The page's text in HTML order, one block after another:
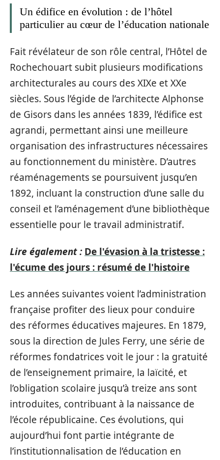
Un édifice en évolution : de l’hôtel
particulier au cœur de l’éducation nationale
Fait révélateur de son rôle central, l’Hôtel de
Rochechouart subit plusieurs modifications
architecturales au cours des XIXe et XXe
siècles. Sous l’égide de l’architecte Alphonse
de Gisors dans les années 1839, l’édifice est
agrandi, permettant ainsi une meilleure
organisation des infrastructures nécessaires
au fonctionnement du ministère. D’autres
réaménagements se poursuivent jusqu’en
1892, incluant la construction d’une salle du
conseil et l’aménagement d’une bibliothèque
essentielle pour le travail administratif.
Lire également : De l'évasion à la tristesse :
l'écume des jours : résumé de l'histoire
Les années suivantes voient l’administration
française profiter des lieux pour conduire
des réformes éducatives majeures. En 1879,
sous la direction de Jules Ferry, une série de
réformes fondatrices voit le jour : la gratuité
de l’enseignement primaire, la laïcité, et
l’obligation scolaire jusqu’à treize ans sont
introduites, contribuant à la naissance de
l’école républicaine. Ces évolutions, qui
aujourd’hui font partie intégrante de
l’institutionnalisation de l’éducation en